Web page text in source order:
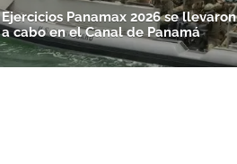
Ejercicios Panamax 2026 se llevaron
a cabo en el Canal de Panamá